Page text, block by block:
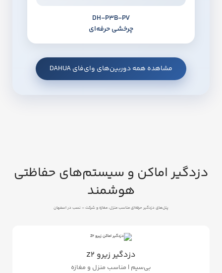
DH‑P3B‑PV
چرخشی حرفه‌ای
مشاهده همه دوربین‌های وای‌فای DAHUA
دزدگیر اماکن و سیستم‌های حفاظتی
هوشمند
پنل‌های دزدگیر حرفه‌ای مناسب منزل، مغازه و شرکت – نصب در اصفهان
دزدگیر زیرو Z2
بی‌سیم | مناسب منزل و مغازه